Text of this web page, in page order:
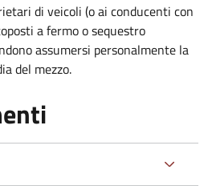
di veicoli (o ai conducenti con
a fermo o sequestro
assumersi personalmente la
del mezzo.